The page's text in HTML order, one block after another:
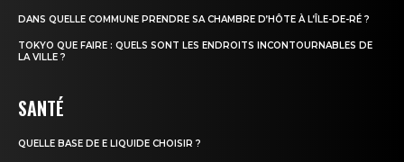
DANS QUELLE COMMUNE PRENDRE SA CHAMBRE D’HÔTE À L’ÎLE-DE-RÉ ?
TOKYO QUE FAIRE : QUELS SONT LES ENDROITS INCONTOURNABLES DE
LA VILLE ?
SANTÉ
QUELLE BASE DE E LIQUIDE CHOISIR ?